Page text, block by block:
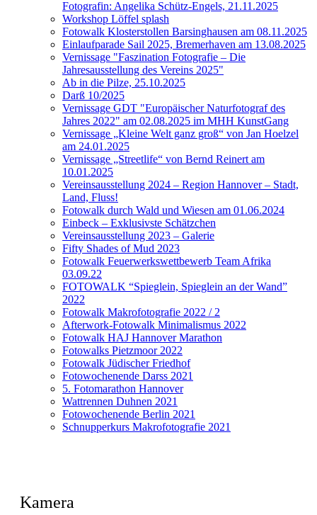
Fotografin: Angelika Schütz-Engels, 21.11.2025
Workshop Löffel splash
Fotowalk Klosterstollen Barsinghausen am 08.11.2025
Einlaufparade Sail 2025, Bremerhaven am 13.08.2025
Vernissage "Faszination Fotografie – Die
Jahresausstellung des Vereins 2025"
Ab in die Pilze, 25.10.2025
Darß 10/2025
Vernissage GDT "Europäischer Naturfotograf des
Jahres 2022" am 02.08.2025 im MHH KunstGang
Vernissage „Kleine Welt ganz groß“ von Jan Hoelzel
am 24.01.2025
Vernissage „Streetlife“ von Bernd Reinert am
10.01.2025
Vereinsausstellung 2024 – Region Hannover – Stadt,
Land, Fluss!
Fotowalk durch Wald und Wiesen am 01.06.2024
Einbeck – Exklusivste Schätzchen
Vereinsausstellung 2023 – Galerie
Fifty Shades of Mud 2023
Fotowalk Feuerwerkswettbewerb Team Afrika
03.09.22
FOTOWALK “Spieglein, Spieglein an der Wand”
2022
Fotowalk Makrofotografie 2022 / 2
Afterwork-Fotowalk Minimalismus 2022
Fotowalk HAJ Hannover Marathon
Fotowalks Pietzmoor 2022
Fotowalk Jüdischer Friedhof
Fotowochenende Darss 2021
5. Fotomarathon Hannover
Wattrennen Duhnen 2021
Fotowochenende Berlin 2021
Schnupperkurs Makrofotografie 2021
Kamera